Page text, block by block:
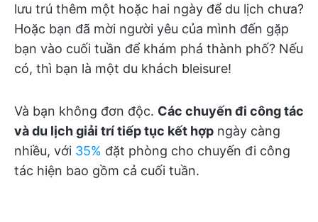
lưu trú thêm một hoặc hai ngày để du lịch chưa?
Hoặc bạn đã mời người yêu của mình đến gặp
bạn vào cuối tuần để khám phá thành phố? Nếu
có, thì bạn là một du khách bleisure!
Và bạn không đơn độc. Các chuyến đi công tác
và du lịch giải trí tiếp tục kết hợp ngày càng
nhiều, với 35% đặt phòng cho chuyến đi công
tác hiện bao gồm cả cuối tuần.